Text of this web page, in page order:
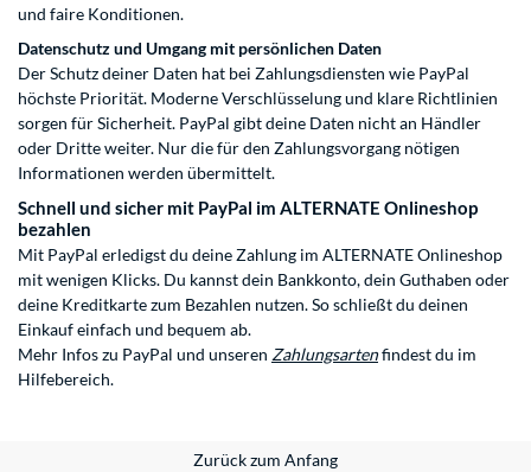
und faire Konditionen.
Datenschutz und Umgang mit persönlichen Daten
Der Schutz deiner Daten hat bei Zahlungsdiensten wie PayPal
höchste Priorität. Moderne Verschlüsselung und klare Richtlinien
sorgen für Sicherheit. PayPal gibt deine Daten nicht an Händler
oder Dritte weiter. Nur die für den Zahlungsvorgang nötigen
Informationen werden übermittelt.
Schnell und sicher mit PayPal im ALTERNATE Onlineshop
bezahlen
Mit PayPal erledigst du deine Zahlung im ALTERNATE Onlineshop
mit wenigen Klicks. Du kannst dein Bankkonto, dein Guthaben oder
deine Kreditkarte zum Bezahlen nutzen. So schließt du deinen
Einkauf einfach und bequem ab.
Mehr Infos zu PayPal und unseren Zahlungsartenfindest du im
Hilfebereich.
Zurück zum Anfang